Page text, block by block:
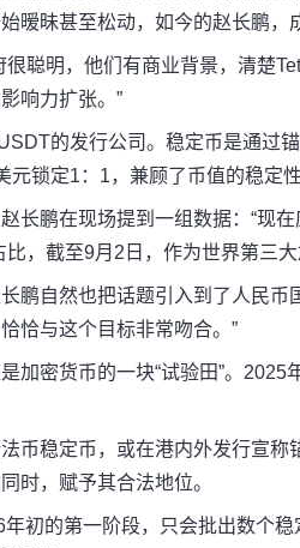
暧昧甚至松动，如今的赵长鹏，
很聪明，他们有商业背景，清楚
响力扩张。”
的发行公司。稳定币是通过
元锁定1：1，兼顾了币值的稳定
长鹏在现场提到一组数据：“现
，截至9月2日，作为世界第三
鹏自然也把话题引入到了人民
恰与这个目标非常吻合。”
加密货币的一块“试验田”。
币稳定币，或在港内外发行宣
时，赋予其合法地位。
初的第一阶段，只会批出数个